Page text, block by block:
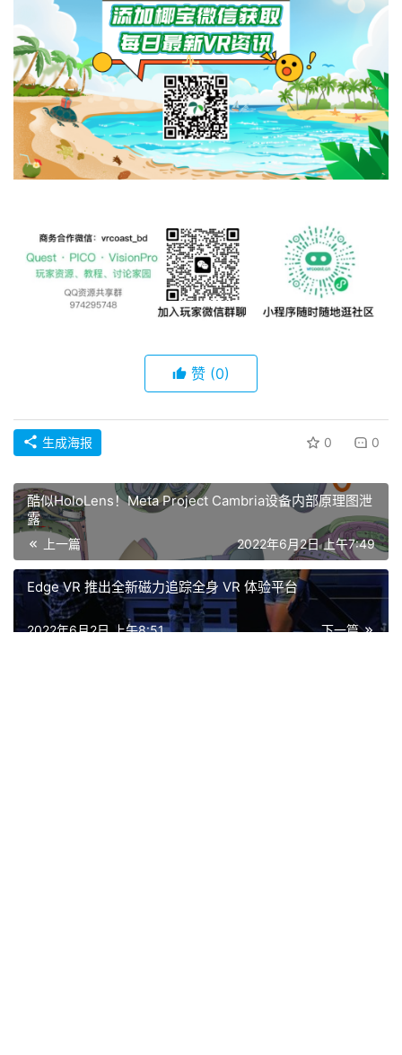
赞 (0)
生成海报 0 0
酷似HoloLens！Meta Project Cambria设备内部原理图泄
露
上一篇 2022年6月2日 上午7:49
Edge VR 推出全新磁力追踪全身 VR 体验平台
下一篇
2022年6月2日 上午8:51